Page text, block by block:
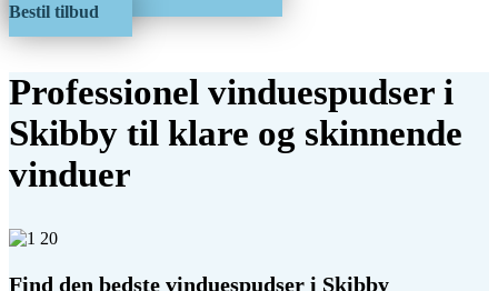
Bestil tilbud
Professionel vinduespudser i
Skibby til klare og skinnende
vinduer
Find den bedste vinduespudser i Skibby